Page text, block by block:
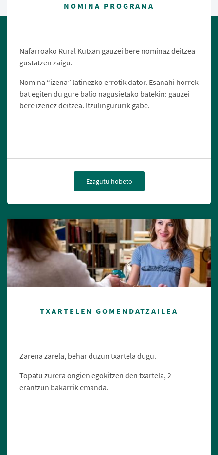
NOMINA PROGRAMA
Nafarroako Rural Kutxan gauzei bere nominaz deitzea
gustatzen zaigu.
Nomina “izena” latinezko errotik dator. Esanahi horrek
bat egiten du gure balio nagusietako batekin: gauzei
bere izenez deitzea. Itzulingururik gabe.
Ezagutu hobeto
TXARTELEN GOMENDATZAILEA
Zarena zarela, behar duzun txartela dugu.
Topatu zurera ongien egokitzen den txartela, 2
erantzun bakarrik emanda.